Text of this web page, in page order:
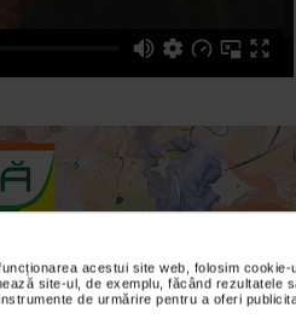
acestui site web, folosim
site-ul, de exemplu, făcând rezultatele
de urmărire pentru a oferi